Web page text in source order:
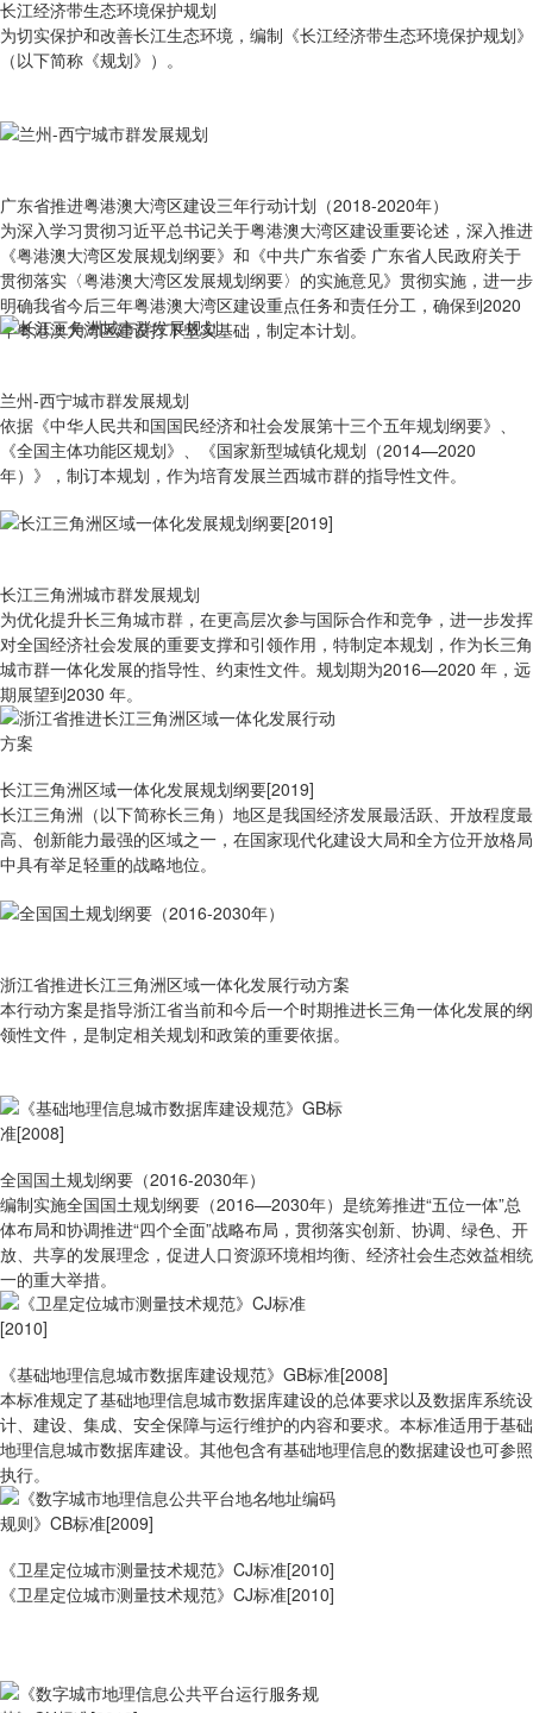
长江经济带生态环境保护规划
为切实保护和改善长江生态环境，编制《长江经济带生态环境保护规划》
（以下简称《规划》）。
广东省推进粤港澳大湾区建设三年行动计划（2018-2020年）
为深入学习贯彻习近平总书记关于粤港澳大湾区建设重要论述，深入推进
《粤港澳大湾区发展规划纲要》和《中共广东省委 广东省人民政府关于
贯彻落实〈粤港澳大湾区发展规划纲要〉的实施意见》贯彻实施，进一步
明确我省今后三年粤港澳大湾区建设重点任务和责任分工，确保到2020
年粤港澳大湾区建设打下坚实基础，制定本计划。
兰州-西宁城市群发展规划
依据《中华人民共和国国民经济和社会发展第十三个五年规划纲要》、
《全国主体功能区规划》、《国家新型城镇化规划（2014—2020
年）》，制订本规划，作为培育发展兰西城市群的指导性文件。
长江三角洲城市群发展规划
为优化提升长三角城市群，在更高层次参与国际合作和竞争，进一步发挥
对全国经济社会发展的重要支撑和引领作用，特制定本规划，作为长三角
城市群一体化发展的指导性、约束性文件。规划期为2016—2020 年，远
期展望到2030 年。
长江三角洲区域一体化发展规划纲要[2019]
长江三角洲（以下简称长三角）地区是我国经济发展最活跃、开放程度最
高、创新能力最强的区域之一，在国家现代化建设大局和全方位开放格局
中具有举足轻重的战略地位。
浙江省推进长江三角洲区域一体化发展行动方案
本行动方案是指导浙江省当前和今后一个时期推进长三角一体化发展的纲
领性文件，是制定相关规划和政策的重要依据。
全国国土规划纲要（2016-2030年）
编制实施全国国土规划纲要（2016—2030年）是统筹推进“五位一体”总
体布局和协调推进“四个全面”战略布局，贯彻落实创新、协调、绿色、开
放、共享的发展理念，促进人口资源环境相均衡、经济社会生态效益相统
一的重大举措。
《基础地理信息城市数据库建设规范》GB标准[2008]
本标准规定了基础地理信息城市数据库建设的总体要求以及数据库系统设
计、建设、集成、安全保障与运行维护的内容和要求。本标准适用于基础
地理信息城市数据库建设。其他包含有基础地理信息的数据建设也可参照
执行。
《卫星定位城市测量技术规范》CJ标准[2010]
《卫星定位城市测量技术规范》CJ标准[2010]